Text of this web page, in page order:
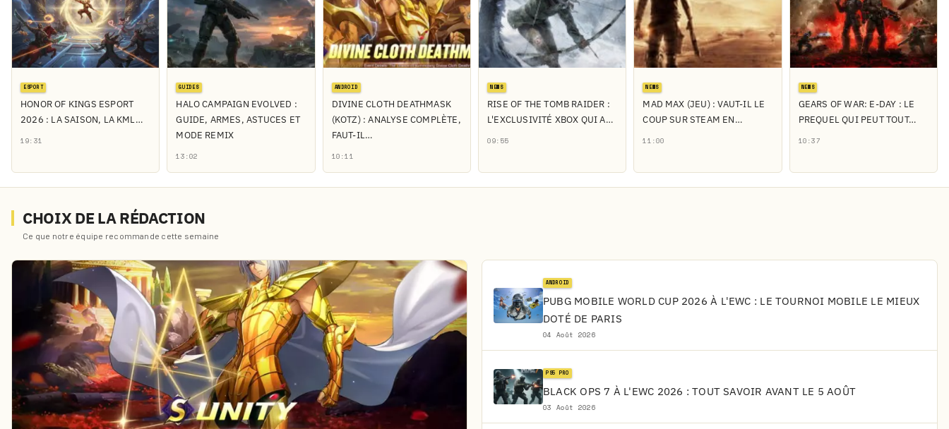
ESPORT
HONOR OF KINGS ESPORT
2026 : LA SAISON, LA KML…
19:31
GUIDES
HALO CAMPAIGN EVOLVED :
GUIDE, ARMES, ASTUCES ET
MODE REMIX
13:02
ANDROID
DIVINE CLOTH DEATHMASK
(KOTZ) : ANALYSE COMPLÈTE,
FAUT-IL…
10:11
NEWS
RISE OF THE TOMB RAIDER :
L'EXCLUSIVITÉ XBOX QUI A…
09:55
NEWS
MAD MAX (JEU) : VAUT-IL LE
COUP SUR STEAM EN…
11:00
NEWS
GEARS OF WAR: E-DAY : LE
PREQUEL QUI PEUT TOUT…
10:37
CHOIX DE LA RÉDACTION
Ce que notre équipe recommande cette semaine
ANDROID
PUBG MOBILE WORLD CUP 2026 À L'EWC : LE TOURNOI MOBILE LE MIEUX
DOTÉ DE PARIS
04 Août 2026
PS5 PRO
BLACK OPS 7 À L'EWC 2026 : TOUT SAVOIR AVANT LE 5 AOÛT
03 Août 2026